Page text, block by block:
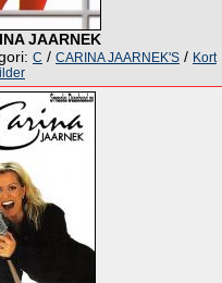
JAARNEK
C / CARINA JAARNEK'S / Kort